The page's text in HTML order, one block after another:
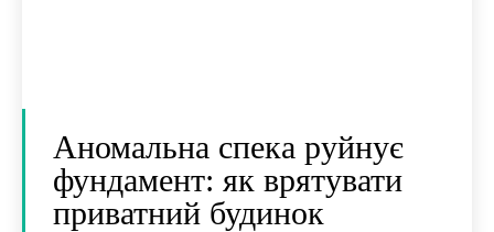
Аномальна спека руйнує
фундамент: як врятувати
приватний будинок